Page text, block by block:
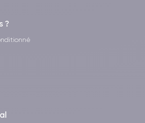
Galaxy S24
du catalogue de
?